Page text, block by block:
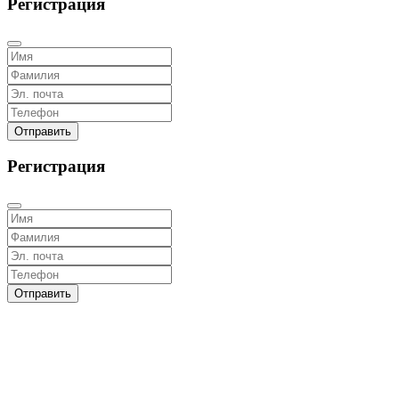
Регистрация
Отправить
Регистрация
Отправить